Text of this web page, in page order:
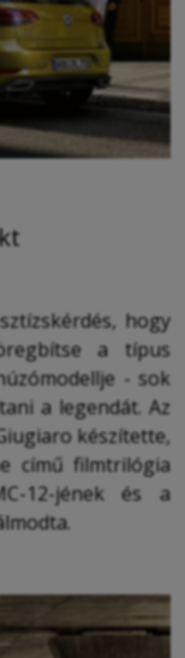
hogy
a típus
- sok
a legendát. Az
készítette,
című filmtrilógia
12-jének és a